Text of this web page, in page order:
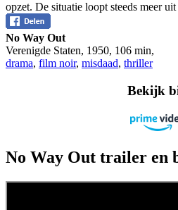
opzet. De situatie loopt steeds meer uit
No Way Out
Verenigde Staten, 1950, 106 min,
drama, film noir, misdaad, thriller
Bekijk
No Way Out trailer en